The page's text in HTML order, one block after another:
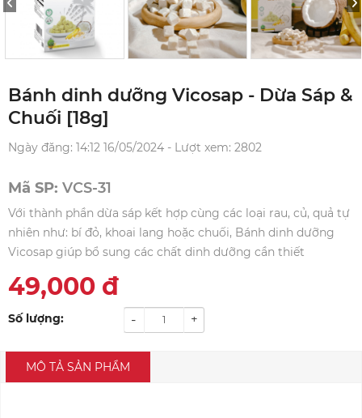
Bánh dinh dưỡng Vicosap - Dừa Sáp &
Chuối [18g]
Ngày đăng: 14:12 16/05/2024 - Lượt xem: 2802
Mã SP: VCS-31
Với thành phần dừa sáp kết hợp cùng các loại rau, củ, quả tự
nhiên như: bí đỏ, khoai lang hoặc chuối, Bánh dinh dưỡng
Vicosap giúp bổ sung các chất dinh dưỡng cần thiết
49,000 đ
Số lượng: +
-
MÔ TẢ SẢN PHẨM